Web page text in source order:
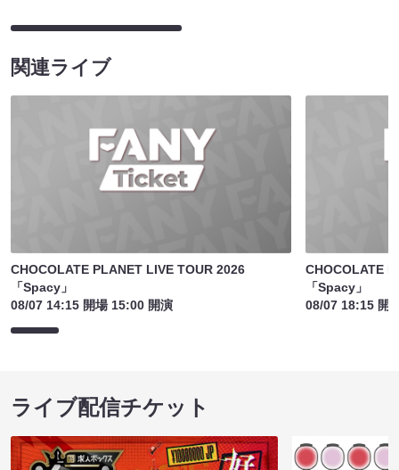
関連ライブ
CHOCOLATE PLANET LIVE TOUR 2026
「Spacy」
08/07 14:15 開場 15:00 開演
CHOCOLATE
「Spacy」
08/07 18:15 開
ライブ配信チケット